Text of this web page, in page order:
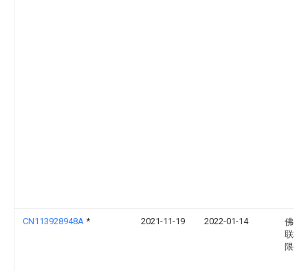
CN113928948A * 2021-11-19 2022-01-14
佛山
联科
限公